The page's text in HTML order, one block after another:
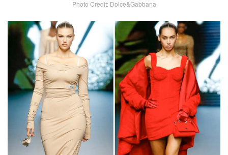
Photo Credit: Dolce&Gabbana